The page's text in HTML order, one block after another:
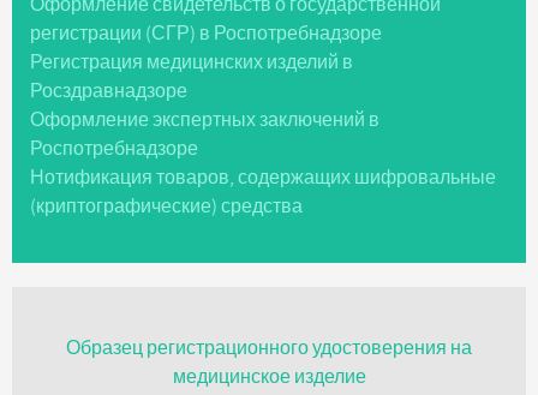
Оформление свидетельств о государственной
регистрации (СГР) в Роспотребнадзоре
Регистрация медицинских изделий в
Росздравнадзоре
Оформление экспертных заключений в
Роспотребнадзоре
Нотификация товаров, содержащих шифровальные
(криптографические) средства
Образец регистрационного удостоверения на
медицинское изделие